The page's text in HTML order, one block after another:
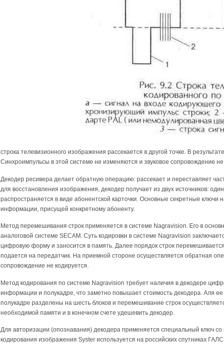
строка телевизионного изображения рассекается в другой точке. В
Синхроимпульсы в этой системе не изменяются и звуковое сопровождение не
Декодер ресивера делает обратную операцию: рассекает и переставляет
для восстановления изображения, декодер получает из двух источников:
распространяется в виде абонентской карточки. Основные секретные ключи
информации, присущей конкретному абоненту.
Метод перемешивания строк применяется в системе Nagravision. Его в
аналоговой системе SECAM. Суть кодировки в системе Nagravision
цифровую форму и заносится в память. Далее порядок строк
подается на передатчик. На приемной стороне осуществляется обратная
сопровождение не кодируется.
Метод кодирования по системе Nagravision требует наличия в декодере
информации и полукадре, что заметно повышает стоимость декодера. Аля
полукадре разделены на шесть блоков и перемешивание строк
необходимой памяти и в конечном счете удешевить декодер.
Для авторизации (опознавания) декодера применяется специальный ключ
кодирования изображения Syster используется на российских спутниках